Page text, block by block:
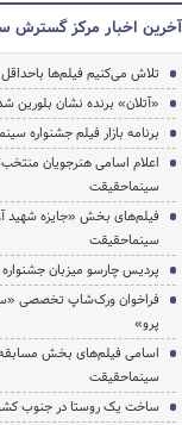
تلاش می‌کنیم فیلم‌ها
«آتلان» برنده نشان بلورین
برنامه بازار فیلم جشنواره
اعلام اسامی هنرجویان منتخب
سینماحقیقت
فیلم‌های بخش «جایزه شهید
سینماحقیقت
پردیس چارسو میزبان
فراخوان ورک‌شاپ تخصصی
پرو»
اسامی فیلم‌های بخش
سینماحقیقت
ساخت یک روستا در جنوب